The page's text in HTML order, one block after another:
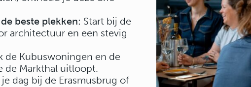
beste plekken: Start bij de
architectuur en een stevig
de Kubuswoningen en de
de Markthal uitloopt.
je dag bij de Erasmusbrug of